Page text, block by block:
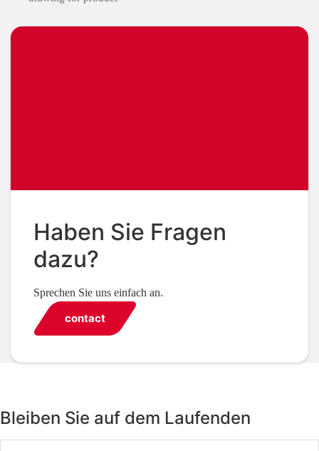
Haben Sie Fragen
dazu?
Sprechen Sie uns einfach an.
contact
Bleiben Sie auf dem Laufenden